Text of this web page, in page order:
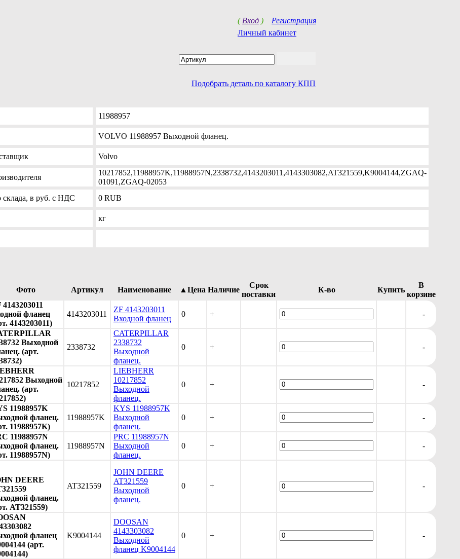
( Вход ) Регистрация
Личный кабинет
Подобрать деталь по каталогу КПП
11988957
VOLVO 11988957 Выходной фланец.
Volvo
10217852,11988957K,11988957N,2338732,4143203011,4143303082,AT321559,K9004144,ZGAQ-
01091,ZGAQ-02053
склада, в руб. с НДС 0 RUB
кг
Фото Артикул Наименование ▲Цена Наличие
Срок
поставки
К-во Купить
В
корзине
4143203011
фланец
4143203011)
4143203011
ZF 4143203011
Входной фланец
0 + -
Выходной
(арт.
2338732
CATERPILLAR
2338732
Выходной
фланец.
0 + -
Выходной
(арт.
10217852
LIEBHERR
10217852
Выходной
фланец.
0 + -
11988957K
фланец.
11988957K)
11988957K
KYS 11988957K
Выходной
фланец.
0 + -
11988957N
фланец.
11988957N)
11988957N
PRC 11988957N
Выходной
фланец.
0 + -
DEERE
фланец.
AT321559)
AT321559
JOHN DEERE
AT321559
Выходной
фланец.
0 + -
фланец
(арт.
K9004144
DOOSAN
4143303082
Выходной
фланец K9004144
0 + -